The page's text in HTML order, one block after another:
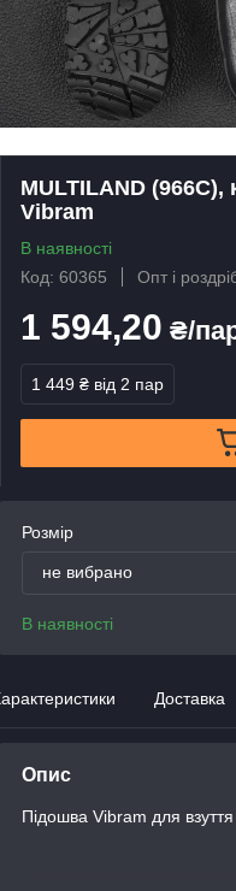
MULTILAND
Vibram
В наявності
Код: 60365
Опт і
1 594,20 ₴/
1 449 ₴ від 2 пар
Розмір
не вибрано
В наявності
Доставка
Опис
Підошва Vibram для взуття